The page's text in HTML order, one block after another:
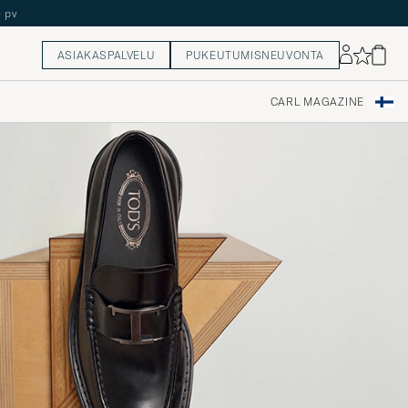
pv
ASIAKASPALVELU PUKEUTUMISNEUVONTA
CARL MAGAZINE